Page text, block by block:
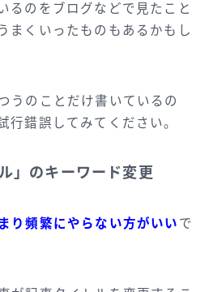
るのをブログなどで見たこと
まくいったものもあるかもし
うのことだけ書いているの
行錯誤してみてください。
」のキーワード変更
り頻繁にやらない方がいい で